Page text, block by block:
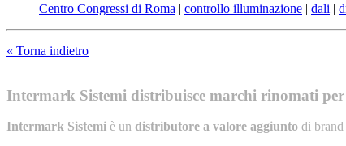
Centro Congressi di Roma | controllo illuminazione | dali |
« Torna indietro
Intermark Sistemi distribuisce marchi rinomati
Intermark Sistemi è un distributore a valore aggiunto di